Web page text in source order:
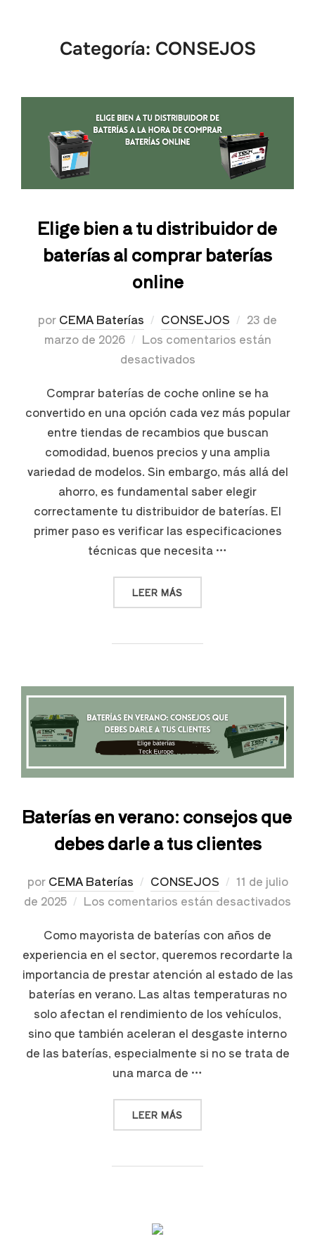
Categoría: CONSEJOS
Elige bien a tu distribuidor de
baterías al comprar baterías
online
por CEMA Baterías CONSEJOS
23 de
marzo de 2026
Los comentarios están
desactivados
Comprar baterías de coche online se ha
convertido en una opción cada vez más popular
entre tiendas de recambios que buscan
comodidad, buenos precios y una amplia
variedad de modelos. Sin embargo, más allá del
ahorro, es fundamental saber elegir
correctamente tu distribuidor de baterías. El
primer paso es verificar las especificaciones
técnicas que necesita …
LEER MÁS
Baterías en verano: consejos que
debes darle a tus clientes
por CEMA Baterías CONSEJOS
11 de julio
de 2025
Los comentarios están desactivados
Como mayorista de baterías con años de
experiencia en el sector, queremos recordarte la
importancia de prestar atención al estado de las
baterías en verano. Las altas temperaturas no
solo afectan el rendimiento de los vehículos,
sino que también aceleran el desgaste interno
de las baterías, especialmente si no se trata de
una marca de …
LEER MÁS